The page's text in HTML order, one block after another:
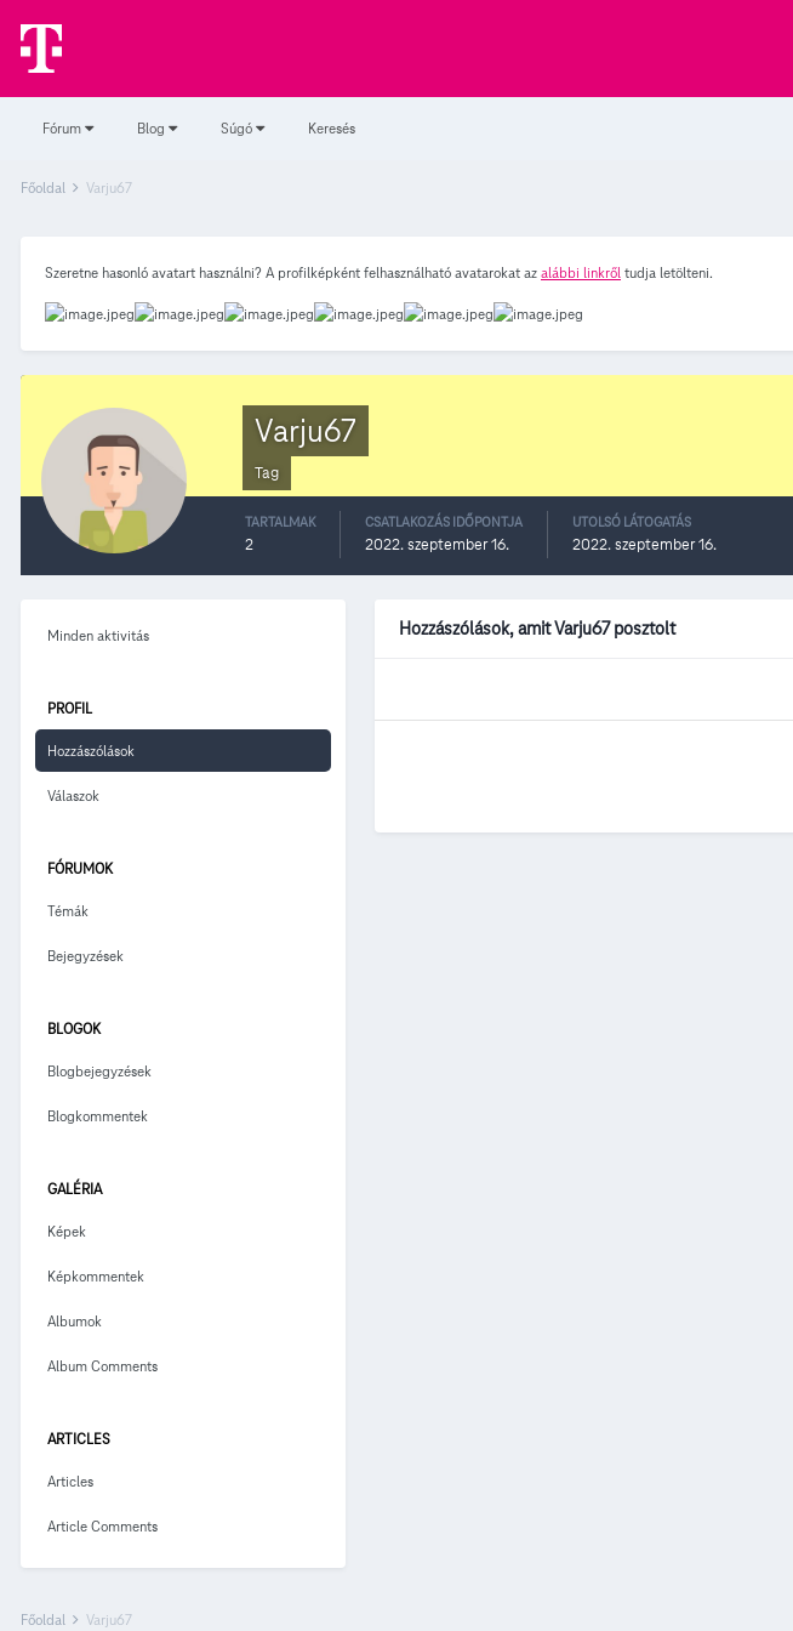
Fórum Blog Súgó Keresés
Főoldal Varju67
Szeretne hasonló avatart használni? A profilképként felhasználható avatarokat az alábbi linkről tudja letölteni.
Varju67
Tag
TARTALMAK
2
CSATLAKOZÁS IDŐPONTJA
2022. szeptember 16.
UTOLSÓ LÁTOGATÁS
2022. szeptember 16.
Minden aktivitás
PROFIL
Hozzászólások
Válaszok
FÓRUMOK
Témák
Bejegyzések
BLOGOK
Blogbejegyzések
Blogkommentek
GALÉRIA
Képek
Képkommentek
Albumok
Album Comments
ARTICLES
Articles
Article Comments
Hozzászólások, amit Varju67 posztolt
Főoldal Varju67